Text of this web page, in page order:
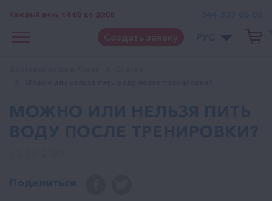
Каждый день с 8:00 до 20:00
Создать заявку